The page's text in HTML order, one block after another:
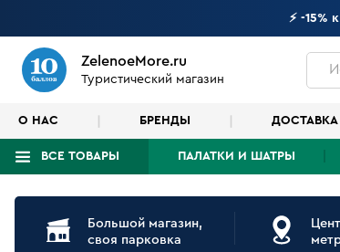
⚡ -15%
ZelenoeMore.ru
Туристический магазин
О НАС БРЕНДЫ ДОСТАВКА
ВСЕ ТОВАРЫ ПАЛАТКИ И ШАТРЫ
Что будем искать?
Большой магазин,
своя парковка